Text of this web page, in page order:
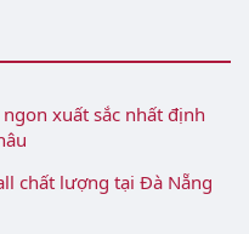
xuất sắc nhất định
chất lượng tại Đà Nẵng